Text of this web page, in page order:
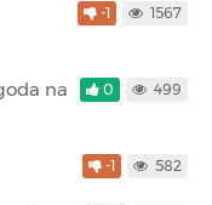
-1 1567
na
0 499
-1 582